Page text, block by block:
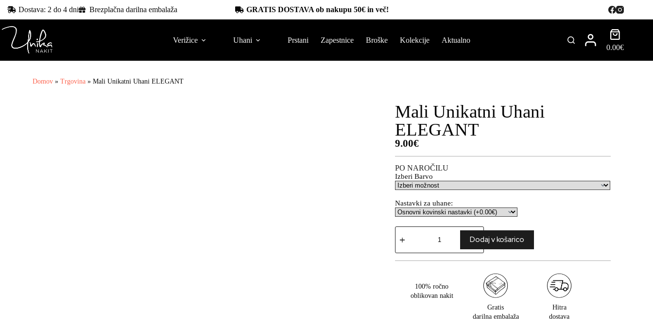
Dostava: 2 do 4 dni Brezplačna darilna embalaža GRATIS DOSTAVA ob nakupu 50€ in več!
Verižice Uhani Prstani Zapestnice Broške Kolekcije
Aktualno
0.00€
Domov »Trgovina »Mali Unikatni Uhani ELEGANT
Mali Unikatni Uhani
ELEGANT
9.00€
PO NAROČILU
Izberi Barvo
Nastavki za uhane:
Dodaj v košarico
100% ročno
oblikovan nakit
Gratis
darilna embalaža
Hitra
dostava